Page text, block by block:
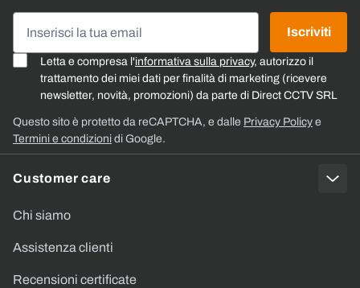
Customer care
Chi siamo
Assistenza clienti
Recensioni certificate
Letta e compresa l'informativa sulla privacy, autorizzo il
trattamento dei miei dati per finalità di marketing (ricevere
newsletter, novità, promozioni) da parte di Direct CCTV SRL
Iscriviti
Questo sito è protetto da reCAPTCHA, e dalle Privacy Policy e
Termini e condizioni di Google.